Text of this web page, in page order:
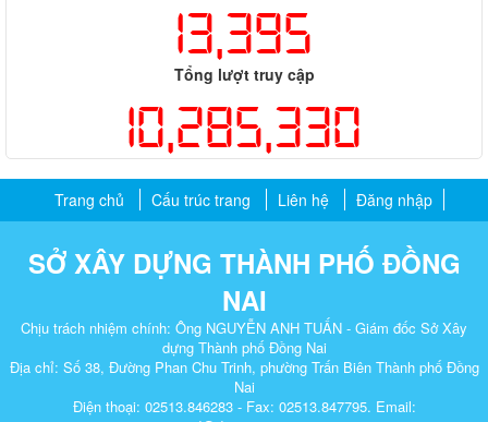
13,395
Tổng lượt truy cập
10,285,330
Trang chủ Cấu trúc trang Liên hệ Đăng nhập
SỞ XÂY DỰNG THÀNH PHỐ ĐỒNG
NAI
Chịu trách nhiệm chính: Ông NGUYỄN ANH TUẤN - Giám đốc Sở Xây
dựng Thành phố Đồng Nai
Địa chỉ: Số 38, Đường Phan Chu Trinh, phường Trấn Biên Thành phố Đồng
Nai
Điện thoại: 02513.846283 - Fax: 02513.847795. Email: